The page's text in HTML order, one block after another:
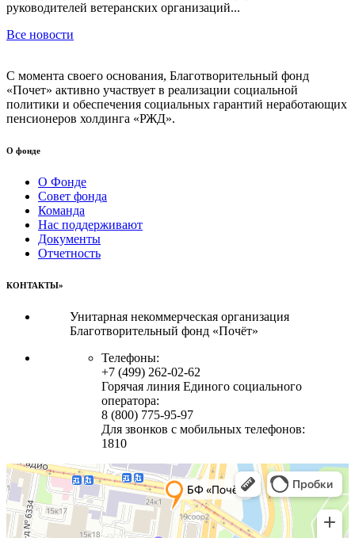
руководителей ветеранских организаций...
Все новости
С момента своего основания, Благотворительный фонд
«Почет» активно участвует в реализации социальной
политики и обеспечения социальных гарантий неработающих
пенсионеров холдинга «РЖД».
О фонде
О Фонде
Совет фонда
Команда
Нас поддерживают
Документы
Отчетность
КОНТАКТЫ»
Унитарная некоммерческая организация
Благотворительный фонд «Почёт»
Телефоны:
+7 (499) 262-02-62
Горячая линия Единого социального
оператора:
8 (800) 775-95-97
Для звонков с мобильных телефонов:
1810